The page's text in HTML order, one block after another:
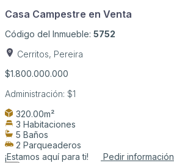
Casa Campestre en Venta
Código del Inmueble: 5752
Cerritos, Pereira
$1.800.000.000
Administración: $1
320.00m²
3 Habitaciones
5 Baños
2 Parqueaderos
¡Estamos aquí para ti!
Pedir información